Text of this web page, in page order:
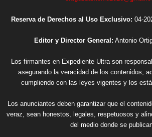
Reserva de Derechos al Uso Exclusivo: 04-
Editor y Director General: Antonio
Los firmantes en Expediente Ultra son
asegurando la veracidad de los contenidos,
cumpliendo con las leyes vigentes y los
Los anunciantes deben garantizar que el
veraz, sean honestos, legales, respetuosos y
del medio donde se